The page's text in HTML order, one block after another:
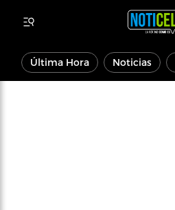
Última Hora Noticias